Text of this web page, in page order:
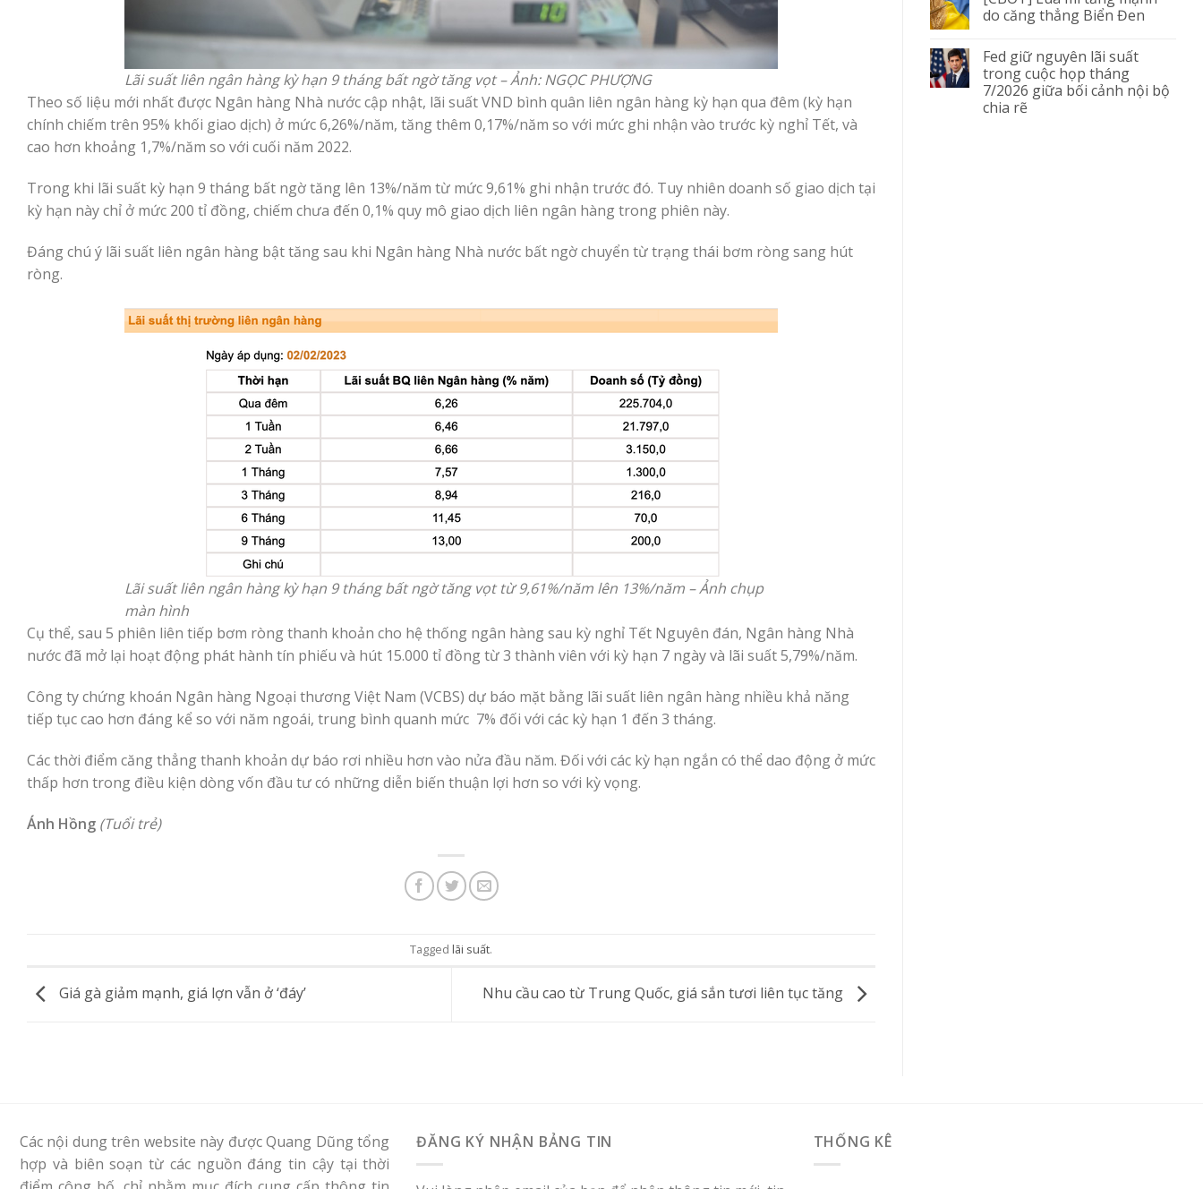
Lãi suất liên ngân hàng kỳ hạn 9 tháng bất ngờ tăng vọt – Ảnh: NGỌC PHƯỢNG
Theo số liệu mới nhất được Ngân hàng Nhà nước cập nhật, lãi suất VND bình quân liên ngân hàng kỳ hạn qua đêm (kỳ hạn
chính chiếm trên 95% khối giao dịch) ở mức 6,26%/năm, tăng thêm 0,17%/năm so với mức ghi nhận vào trước kỳ nghỉ Tết, và
cao hơn khoảng 1,7%/năm so với cuối năm 2022.
Trong khi lãi suất kỳ hạn 9 tháng bất ngờ tăng lên 13%/năm từ mức 9,61% ghi nhận trước đó. Tuy nhiên doanh số giao dịch tại
kỳ hạn này chỉ ở mức 200 tỉ đồng, chiếm chưa đến 0,1% quy mô giao dịch liên ngân hàng trong phiên này.
Đáng chú ý lãi suất liên ngân hàng bật tăng sau khi Ngân hàng Nhà nước bất ngờ chuyển từ trạng thái bơm ròng sang hút
ròng.
Lãi suất liên ngân hàng kỳ hạn 9 tháng bất ngờ tăng vọt từ 9,61%/năm lên 13%/năm – Ảnh chụp
màn hình
Cụ thể, sau 5 phiên liên tiếp bơm ròng thanh khoản cho hệ thống ngân hàng sau kỳ nghỉ Tết Nguyên đán, Ngân hàng Nhà
nước đã mở lại hoạt động phát hành tín phiếu và hút 15.000 tỉ đồng từ 3 thành viên với kỳ hạn 7 ngày và lãi suất 5,79%/năm.
Công ty chứng khoán Ngân hàng Ngoại thương Việt Nam (VCBS) dự báo mặt bằng lãi suất liên ngân hàng nhiều khả năng
tiếp tục cao hơn đáng kể so với năm ngoái, trung bình quanh mức 7% đối với các kỳ hạn 1 đến 3 tháng.
Các thời điểm căng thẳng thanh khoản dự báo rơi nhiều hơn vào nửa đầu năm. Đối với các kỳ hạn ngắn có thể dao động ở mức
thấp hơn trong điều kiện dòng vốn đầu tư có những diễn biến thuận lợi hơn so với kỳ vọng.
Ánh Hồng (Tuổi trẻ)
Tagged lãi suất.
Giá gà giảm mạnh, giá lợn vẫn ở ‘đáy’ Nhu cầu cao từ Trung Quốc, giá sắn tươi liên tục tăng
do căng thẳng Biển Đen
Fed giữ nguyên lãi suất
trong cuộc họp tháng
7/2026 giữa bối cảnh nội bộ
chia rẽ
Các nội dung trên website này được Quang Dũng tổng
hợp và biên soạn từ các nguồn đáng tin cậy tại thời
ĐĂNG KÝ NHẬN BẢNG TIN THỐNG KÊ